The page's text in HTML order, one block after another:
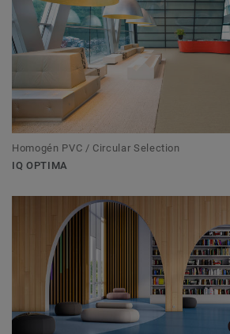
Homogén PVC / Circular Selection
IQ OPTIMA